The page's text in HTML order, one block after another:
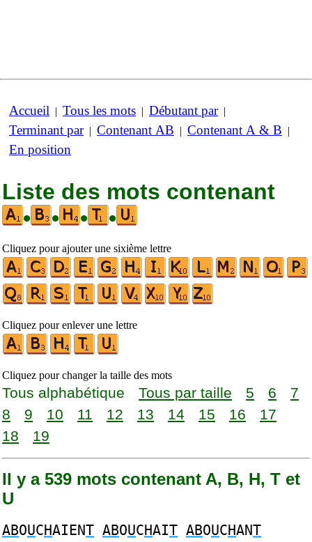
Accueil | Tous les mots | Débutant par|
Terminant par| Contenant AB | Contenant A & B |
En position
Liste des mots contenant
•
• • •
Cliquez pour ajouter une sixième lettre
Cliquez pour enlever une lettre
Cliquez pour changer la taille des mots
Tous alphabétique Tous par taille 5 6
7
8
9 10 11 12 13 14 15 16
17
18
19
Il y a 539 mots contenant A, B, H, T et
U
ABOUCHAIENT ABOUCHAIT ABOUCHANT